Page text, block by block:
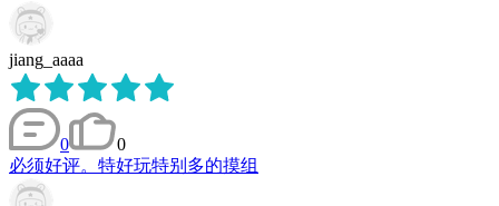
jiang_aaaa
0
0
必须好评。特好玩特别多的摸组